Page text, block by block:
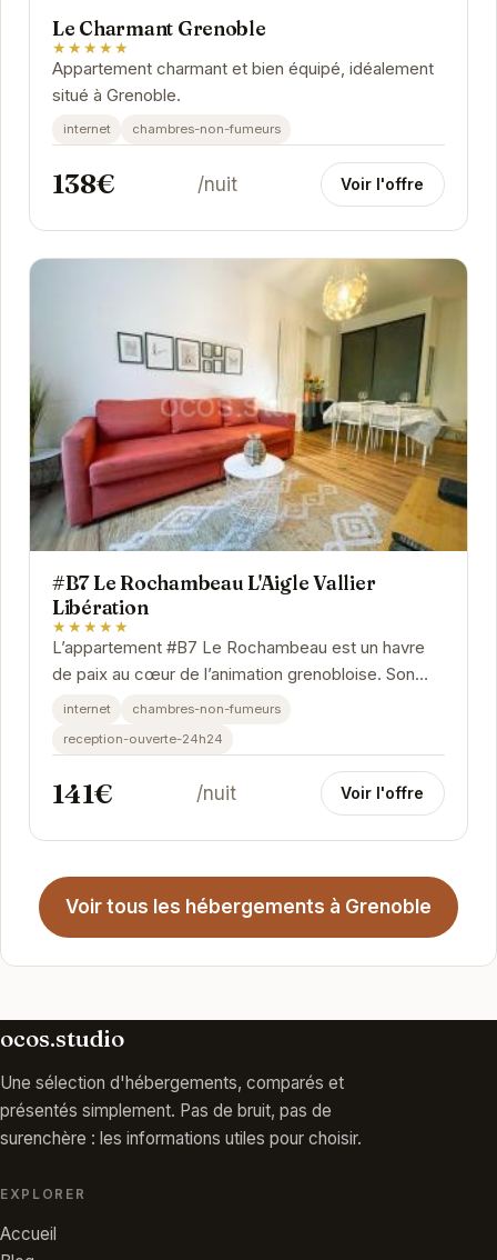
Le Charmant Grenoble
★★★★★
Appartement charmant et bien équipé, idéalement
situé à Grenoble.
internet chambres-non-fumeurs
138€ /nuit Voir l'offre
#B7 Le Rochambeau L'Aigle Vallier
Libération
★★★★★
L’appartement #B7 Le Rochambeau est un havre
de paix au cœur de l’animation grenobloise. Son
emplacement privilégié vous permet de profiter...
internet
chambres-non-fumeurs
reception-ouverte-24h24
141€ /nuit Voir l'offre
Voir tous les hébergements à Grenoble
ocos.studio
Une sélection d'hébergements, comparés et
présentés simplement. Pas de bruit, pas de
surenchère : les informations utiles pour choisir.
EXPLORER
Accueil